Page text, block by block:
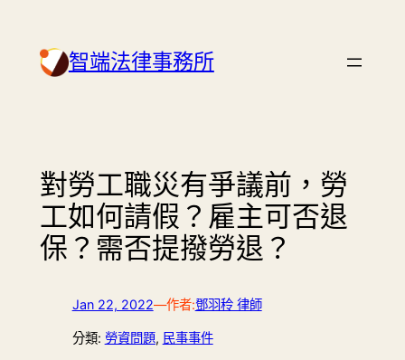
content 智端法律事務所
對勞工職災有爭議前，勞
工如何請假？雇主可否退
保？需否提撥勞退？
Jan 22, 2022—作者:鄧羽秢 律師
分類: 勞資問題, 民事事件